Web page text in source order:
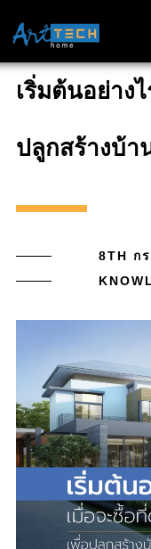
เริ่มต้นอย่าง
ปลูกสร้างบ้า
8TH ก